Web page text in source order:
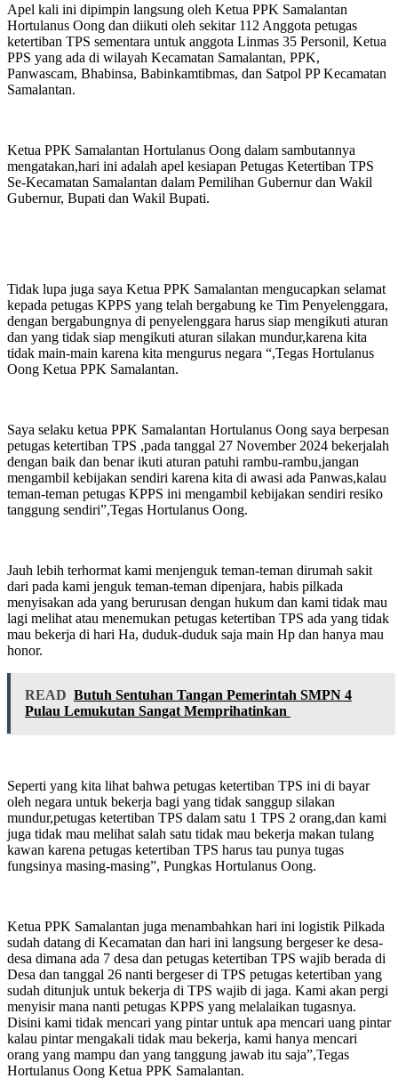
Apel kali ini dipimpin langsung oleh Ketua PPK Samalantan
Hortulanus Oong dan diikuti oleh sekitar 112 Anggota petugas
ketertiban TPS sementara untuk anggota Linmas 35 Personil, Ketua
PPS yang ada di wilayah Kecamatan Samalantan, PPK,
Panwascam, Bhabinsa, Babinkamtibmas, dan Satpol PP Kecamatan
Samalantan.
Ketua PPK Samalantan Hortulanus Oong dalam sambutannya
mengatakan,hari ini adalah apel kesiapan Petugas Ketertiban TPS
Se-Kecamatan Samalantan dalam Pemilihan Gubernur dan Wakil
Gubernur, Bupati dan Wakil Bupati.
Tidak lupa juga saya Ketua PPK Samalantan mengucapkan selamat
kepada petugas KPPS yang telah bergabung ke Tim Penyelenggara,
dengan bergabungnya di penyelenggara harus siap mengikuti aturan
dan yang tidak siap mengikuti aturan silakan mundur,karena kita
tidak main-main karena kita mengurus negara “,Tegas Hortulanus
Oong Ketua PPK Samalantan.
Saya selaku ketua PPK Samalantan Hortulanus Oong saya berpesan
petugas ketertiban TPS ,pada tanggal 27 November 2024 bekerjalah
dengan baik dan benar ikuti aturan patuhi rambu-rambu,jangan
mengambil kebijakan sendiri karena kita di awasi ada Panwas,kalau
teman-teman petugas KPPS ini mengambil kebijakan sendiri resiko
tanggung sendiri”,Tegas Hortulanus Oong.
Jauh lebih terhormat kami menjenguk teman-teman dirumah sakit
dari pada kami jenguk teman-teman dipenjara, habis pilkada
menyisakan ada yang berurusan dengan hukum dan kami tidak mau
lagi melihat atau menemukan petugas ketertiban TPS ada yang tidak
mau bekerja di hari Ha, duduk-duduk saja main Hp dan hanya mau
honor.
READ Butuh Sentuhan Tangan Pemerintah SMPN 4
Pulau Lemukutan Sangat Memprihatinkan
Seperti yang kita lihat bahwa petugas ketertiban TPS ini di bayar
oleh negara untuk bekerja bagi yang tidak sanggup silakan
mundur,petugas ketertiban TPS dalam satu 1 TPS 2 orang,dan kami
juga tidak mau melihat salah satu tidak mau bekerja makan tulang
kawan karena petugas ketertiban TPS harus tau punya tugas
fungsinya masing-masing”, Pungkas Hortulanus Oong.
Ketua PPK Samalantan juga menambahkan hari ini logistik Pilkada
sudah datang di Kecamatan dan hari ini langsung bergeser ke desa-
desa dimana ada 7 desa dan petugas ketertiban TPS wajib berada di
Desa dan tanggal 26 nanti bergeser di TPS petugas ketertiban yang
sudah ditunjuk untuk bekerja di TPS wajib di jaga. Kami akan pergi
menyisir mana nanti petugas KPPS yang melalaikan tugasnya.
Disini kami tidak mencari yang pintar untuk apa mencari uang pintar
kalau pintar mengakali tidak mau bekerja, kami hanya mencari
orang yang mampu dan yang tanggung jawab itu saja”,Tegas
Hortulanus Oong Ketua PPK Samalantan.